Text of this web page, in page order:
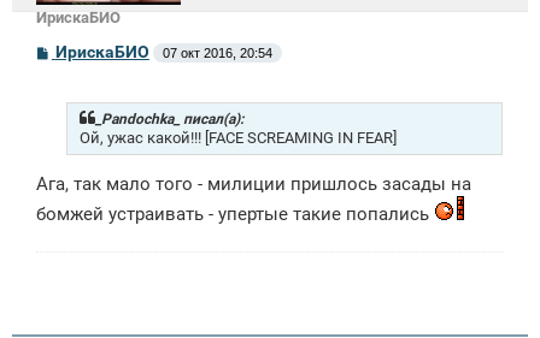
ИрискаБИО
С
е
ИрискаБИО 07 окт 2016, 20:54
_Pandochka_ писал(а):
Ой, ужас какой!!! [FACE SCREAMING IN FEAR]
Ага, так мало того - милиции пришлось засады на
бомжей устраивать - упертые такие попались